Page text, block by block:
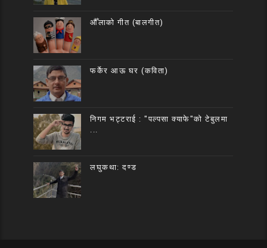
औँलाको गीत (बालगीत)
फर्केर आऊ घर (कविता)
निगम भट्टराई : "पल्पसा क्याफे"को टेबुलमा
लघुकथा: दण्ड